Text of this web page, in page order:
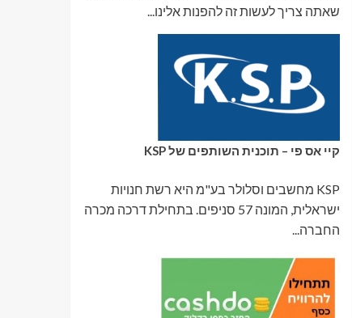
שאתה צריך לעשות זה להפנות אלינו...
קיי אס פי – תוכנית השותפים של KSP
KSP מחשבים וסלולר בע"מ היא רשת חנויות
ישראלית, המונה 57 סניפים. בתחילת דרכה מכרה
החברה...